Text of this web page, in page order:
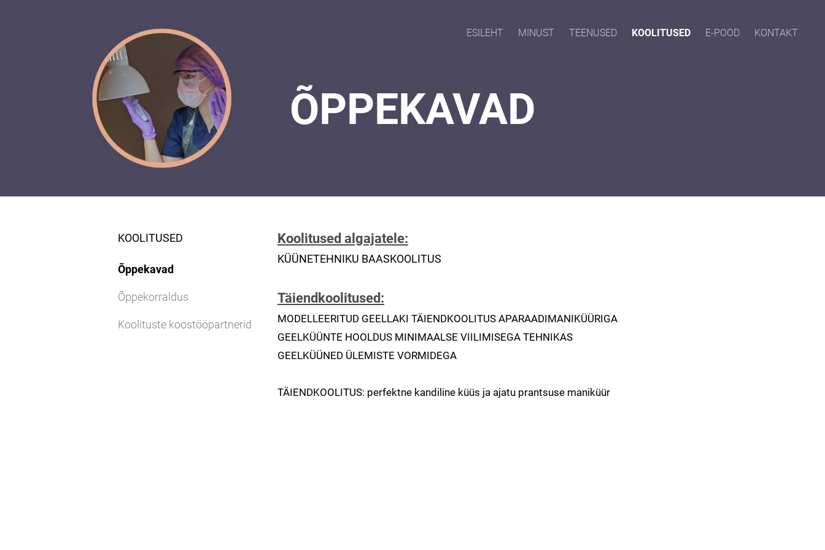
ESILEHT MINUST TEENUSED KOOLITUSED E-POOD KONTAKT
ÕPPEKAVAD
KOOLITUSED
Õppekavad
Õppekorraldus
Koolituste koostööpartnerid
Koolitused algajatele:
KÜÜNETEHNIKU BAASKOOLITUS
Täiendkoolitused:
MODELLEERITUD GEELLAKI TÄIENDKOOLITUS APARAADIMANIKÜÜRIGA
GEELKÜÜNTE HOOLDUS MINIMAALSE VIILIMISEGA TEHNIKAS
GEELKÜÜNED ÜLEMISTE VORMIDEGA
TÄIENDKOOLITUS: perfektne kandiline küüs ja ajatu prantsuse maniküür